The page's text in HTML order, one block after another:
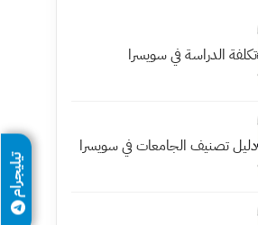
تكلفة الدراسة في سويسرا
دليل تصنيف الجامعات في سويسرا
تيليجرام